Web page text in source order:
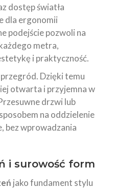
dostęp światła
dla ergonomii
podejście pozwoli na
metra,
i praktyczność.
Dzięki temu
otwarta i przyjemna w
drzwi lub
na oddzielenie
bez wprowadzania
i surowość form
jako fundament stylu